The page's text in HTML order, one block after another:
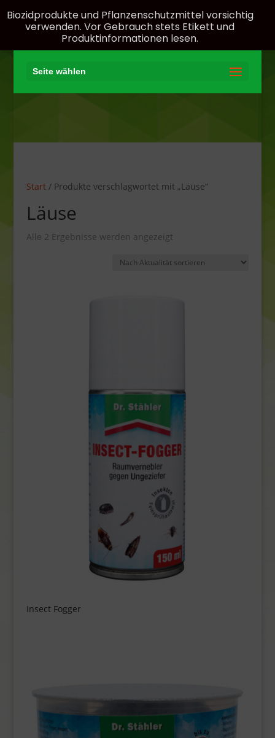
Seite wählen
Start/ Produkte verschlagwortet mit „Läuse“
Läuse
Alle 2 Ergebnisse werden angezeigtNach
Insect Fogger
Biozidprodukte und Pflanzenschutzmittel vorsichtig
verwenden. Vor Gebrauch stets Etikett und
Produktinformationen lesen.